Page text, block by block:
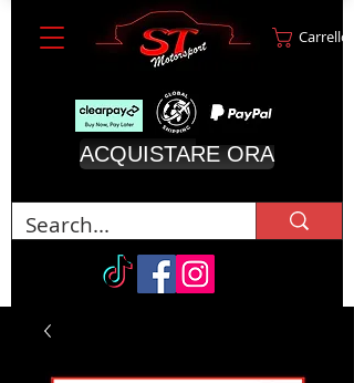
Carrello
ACQUISTARE ORA